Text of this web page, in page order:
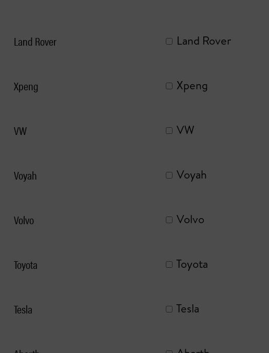
Land Rover Land Rover
Xpeng Xpeng
VW VW
Voyah Voyah
Volvo Volvo
Toyota Toyota
Tesla Tesla